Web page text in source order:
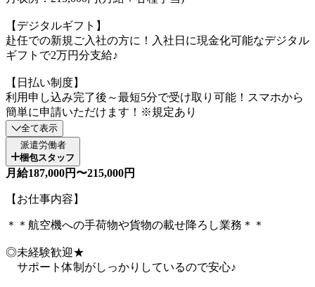
【デジタルギフト】
赴任での新規ご入社の方に！入社日に現金化可能なデジタル
ギフトで2万円分支給♪
【日払い制度】
利用申し込み完了後～最短5分で受け取り可能！スマホから
簡単に申請いただけます！※規定あり
全て表示
派遣労働者
梱包スタッフ
月給187,000円〜215,000円
【お仕事内容】
＊＊航空機への手荷物や貨物の載せ降ろし業務＊＊
◎未経験歓迎★
サポート体制がしっかりしているので安心♪